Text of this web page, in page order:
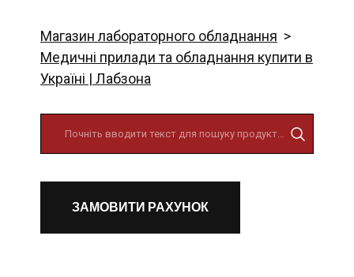
Магазин лабораторного обладнання
Медичні прилади та обладнання купити в
Україні | Лабзона
ЗАМОВИТИ РАХУНОК